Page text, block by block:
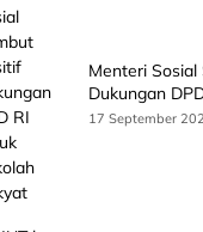
Menteri
Dukungan
Rakyat
17 September